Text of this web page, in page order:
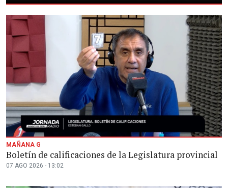
MAÑANA G
Boletín de calificaciones de la Legislatura provincial
07 AGO 2026 - 13:02